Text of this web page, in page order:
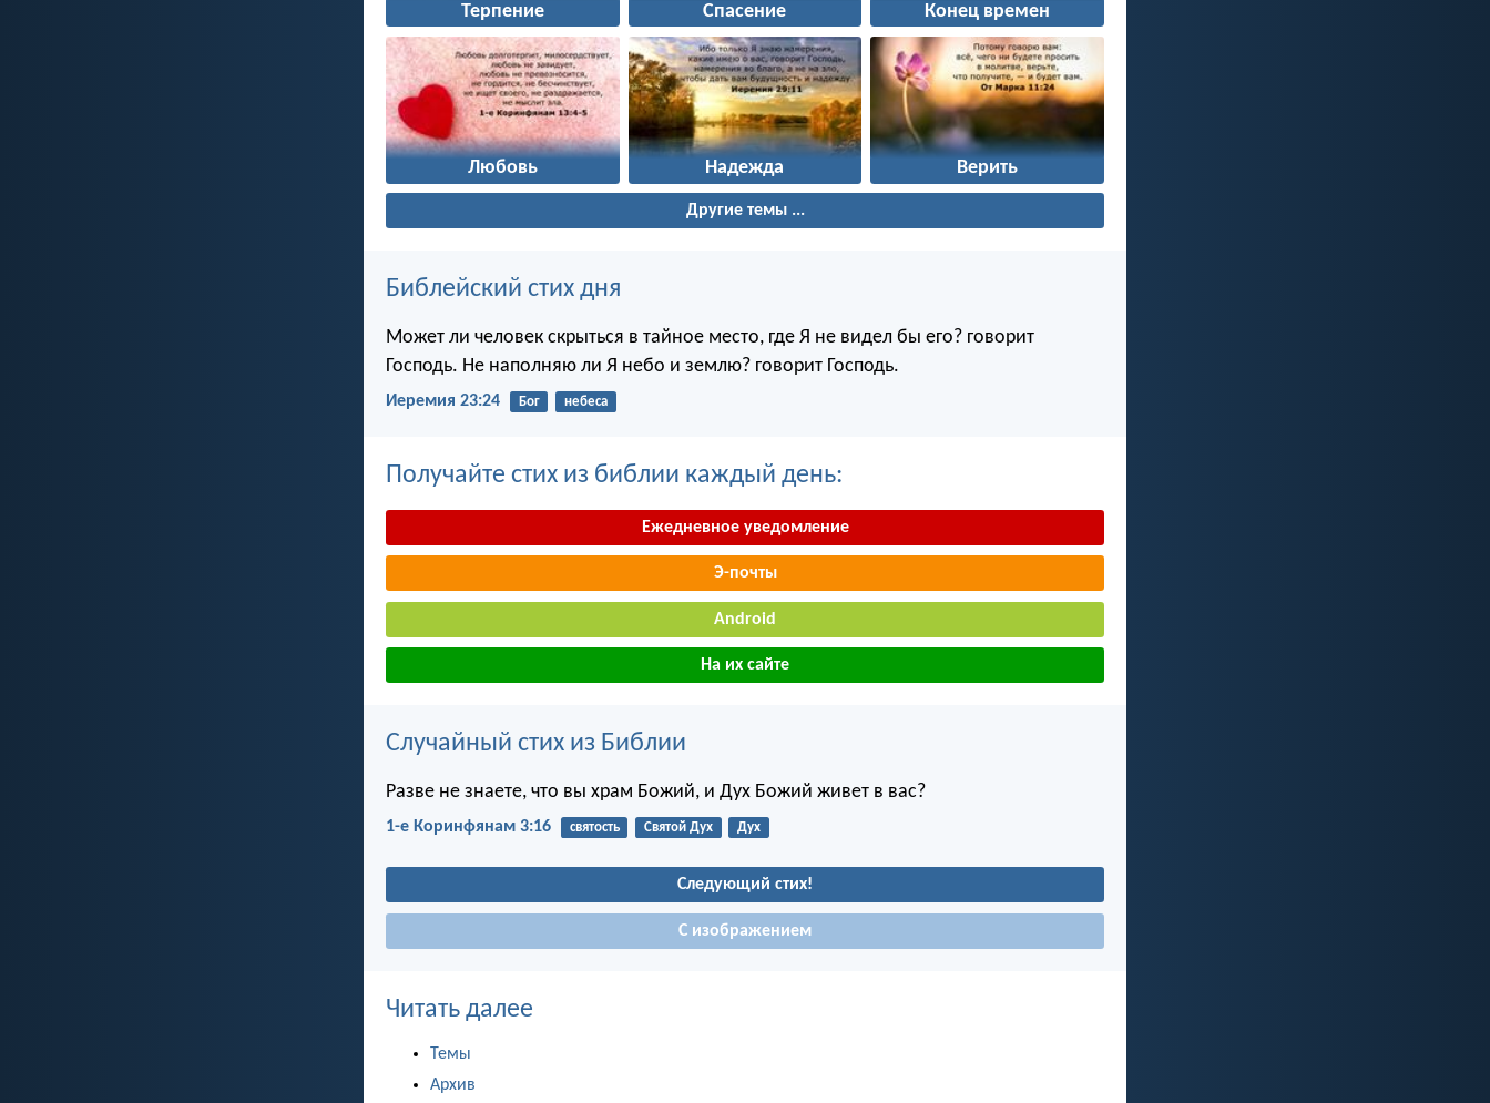
Терпение Спасение Конец времен
Любовь Надежда Верить
Другие темы ...
Библейский стих дня
Может ли человек скрыться в тайное место, где Я не видел бы его? говорит
Господь. Не наполняю ли Я небо и землю? говорит Господь.
Иеремия 23:24 Бог небеса
Получайте стих из библии каждый день:
Ежедневное уведомление
Э-почты
Android
На их сайте
Случайный стих из Библии
Разве не знаете, что вы храм Божий, и Дух Божий живет в вас?
1-е Коринфянам 3:16 святость Святой Дух Дух
Следующий стих!
С изображением
Читать далее
Темы
Архив